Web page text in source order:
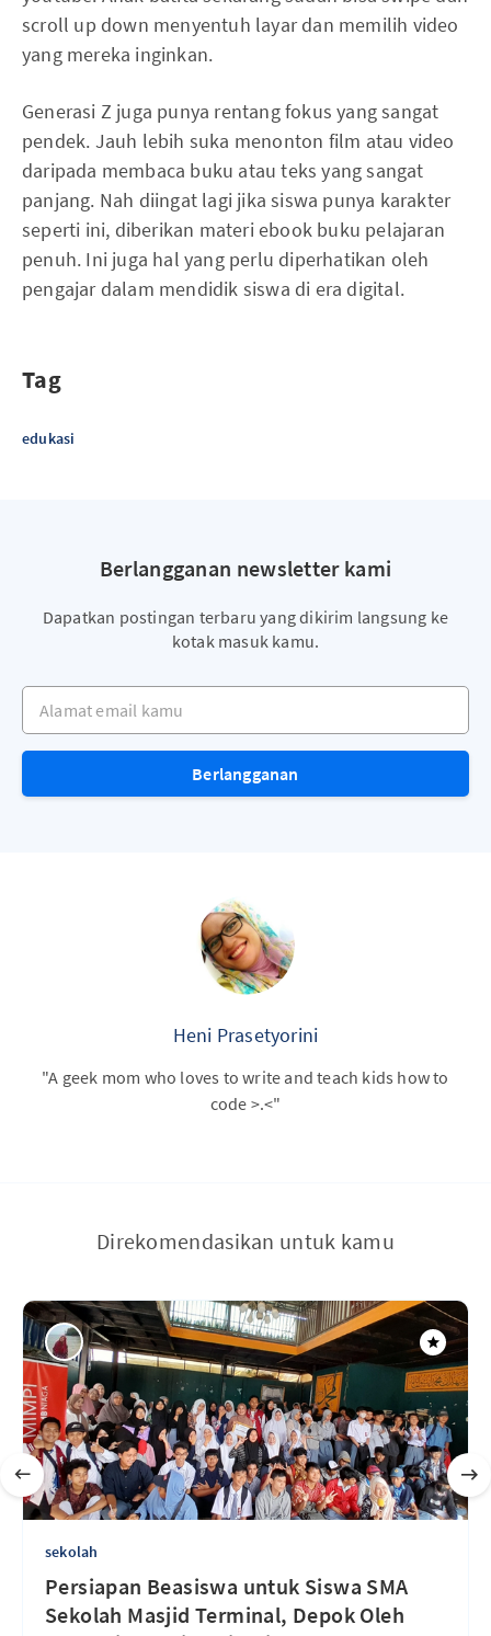
scroll up down menyentuh layar dan memilih video
yang mereka inginkan.
Generasi Z juga punya rentang fokus yang sangat
pendek. Jauh lebih suka menonton film atau video
daripada membaca buku atau teks yang sangat
panjang. Nah diingat lagi jika siswa punya karakter
seperti ini, diberikan materi ebook buku pelajaran
penuh. Ini juga hal yang perlu diperhatikan oleh
pengajar dalam mendidik siswa di era digital.
Tag
edukasi
Berlangganan newsletter kami
Dapatkan postingan terbaru yang dikirim langsung ke
kotak masuk kamu.
Alamat email kamu
Berlangganan
Heni Prasetyorini
"A geek mom who loves to write and teach kids how to
code >.<"
Direkomendasikan untuk kamu
sekolah
Persiapan Beasiswa untuk Siswa SMA
Sekolah Masjid Terminal, Depok Oleh